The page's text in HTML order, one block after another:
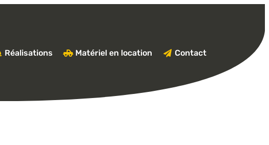
Réalisations Matériel en location Contact